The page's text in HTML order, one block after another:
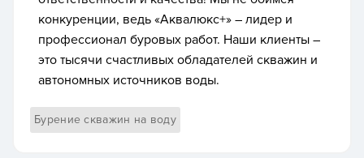
конкуренции, ведь «Аквалюкс+» – лидер и
профессионал буровых работ. Наши клиенты –
это тысячи счастливых обладателей скважин и
автономных источников воды.
Бурение скважин на воду